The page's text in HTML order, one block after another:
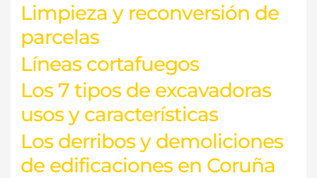
Limpieza y reconversión de
parcelas
Líneas cortafuegos
Los 7 tipos de excavadoras
usos y características
Los derribos y demoliciones
de edificaciones en Coruña